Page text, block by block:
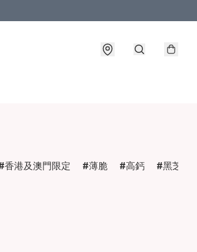
香港及澳門限定 薄脆 高鈣 黑芝麻